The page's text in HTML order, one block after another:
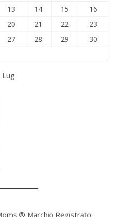
13 14 15
16
20 21 22
23
27 28 29
30
Lug
® Marchio Registrato: